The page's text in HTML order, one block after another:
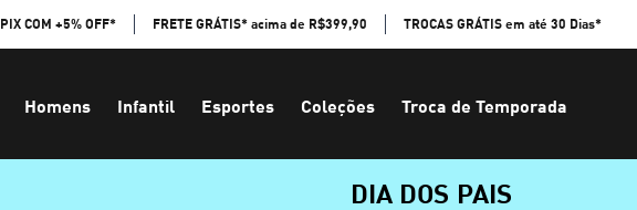
PIX COM +5% OFF* FRETE GRÁTIS* acima de R$399,90 TROCAS GRÁTIS em até 30 Dias*
Homens Infantil Esportes Coleções Troca de Temporada
DIA DOS PAIS